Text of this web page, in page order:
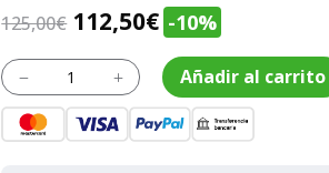
125,00€ El
precio
original
era:
125,00€.
112,50€El
precio
actual
es:
112,50€.
-10%
K
Zapa
de
aluminio
cantidad
L Añadir al carrito